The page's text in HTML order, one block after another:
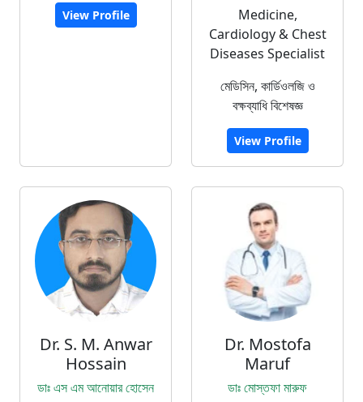
View Profile
Medicine,
Cardiology & Chest
Diseases Specialist
মেডিসিন, কার্ডিওলজি ও
বক্ষব্যাধি বিশেষজ্ঞ
View Profile
Dr. S. M. Anwar
Hossain
ডাঃ এস এম আনোয়ার হোসেন
Dr. Mostofa
Maruf
ডাঃ মোস্তফা মারুফ